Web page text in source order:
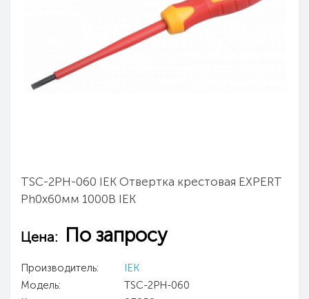
TSC-2PH-060 IEK Отвертка крестовая EXPERT
Ph0х60мм 1000В IEK
Цена: По запросу
Производитель:
IEK
Модель:
TSC-2PH-060